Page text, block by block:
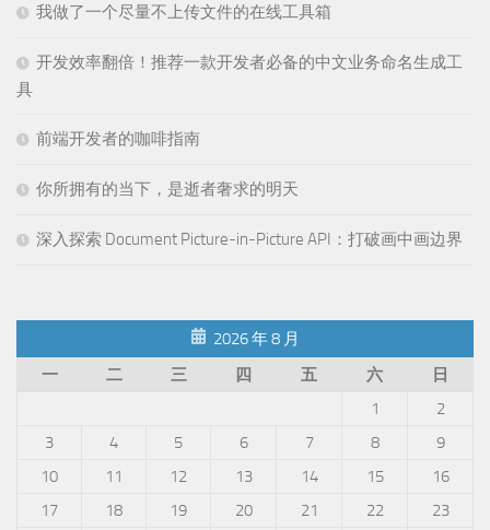
我做了一个尽量不上传文件的在线工具箱
开发效率翻倍！推荐一款开发者必备的中文业务命名生成工
具
前端开发者的咖啡指南
你所拥有的当下，是逝者奢求的明天
深入探索 Document Picture-in-Picture API：打破画中画边界
2026 年 8 月
一
二 三 四 五 六
日
1
2
3
4 5 6 7 8
9
10
11 12 13 14 15
16
17
18 19 20 21 22
23